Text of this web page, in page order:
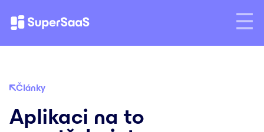
Články
Aplikaci na to